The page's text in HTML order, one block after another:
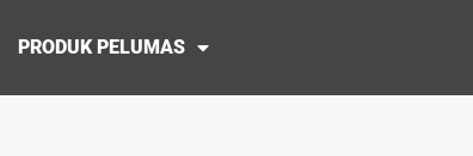
PRODUK PELUMAS